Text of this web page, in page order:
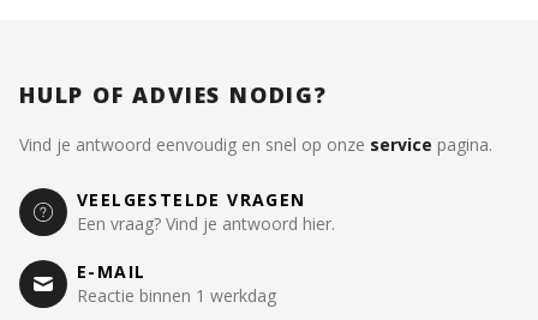
HULP OF ADVIES NODIG?
Vind je antwoord eenvoudig en snel op onze service pagina.
VEELGESTELDE VRAGEN
Een vraag? Vind je antwoord hier.
E-MAIL
Reactie binnen 1 werkdag